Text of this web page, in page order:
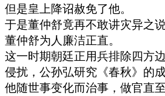
但是皇上降诏赦免了他。
于是董仲舒竟再不敢讲灾异之说
董仲舒为人廉洁正直。
这一时期朝廷正用兵排除四方
侵扰，公孙弘研究《春秋》的
他随世事变化而治事，做官直至